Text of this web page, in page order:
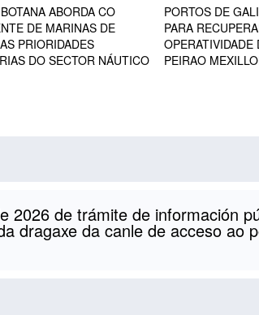
ABORDA CO
DE MARINAS DE
PRIORIDADES
DO SECTOR NÁUTICO
PORTOS DE
PARA
PEIRAO
2026 de trámite de información
dragaxe da canle de acceso ao